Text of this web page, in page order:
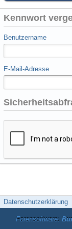
Kennwort
Benutzername
E-Mail-Adresse
Datenschutzerklärung
Forensoftware: